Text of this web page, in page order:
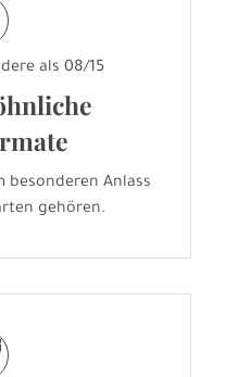
als 08/15
besonderen Anlass
gehören.